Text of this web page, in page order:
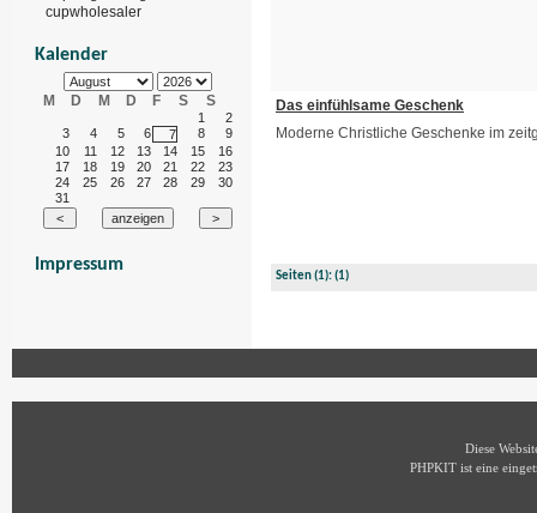
cupwholesaler
Kalender
M D M D F S S
1
2
3
4 5 6 7 8
9
10
11 12 13 14 15
16
17
18 19 20 21 22
23
24
25 26 27 28 29
30
31
Impressum
Das einfühlsame Geschenk
Moderne Christliche Geschenke im
Seiten(1):(1)
Diese
PHPKIT ist eine